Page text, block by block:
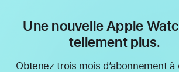
Une nouvelle Apple
tellement plus.
Obtenez trois mois d’abonnement à